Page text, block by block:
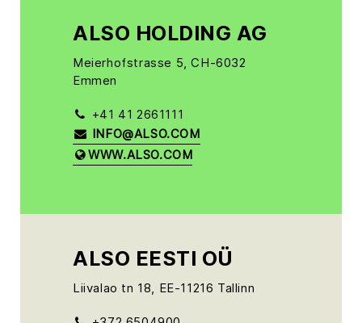
ALSO HOLDING AG
Meierhofstrasse 5, CH-6032
Emmen
+41 41 2661111
INFO@ALSO.COM
WWW.ALSO.COM
ALSO EESTI OÜ
Liivalao tn 18, EE-11216 Tallinn